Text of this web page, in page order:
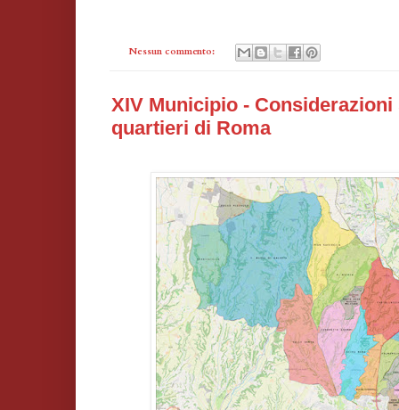
Nessun commento:
XIV Municipio -
quartieri di Roma